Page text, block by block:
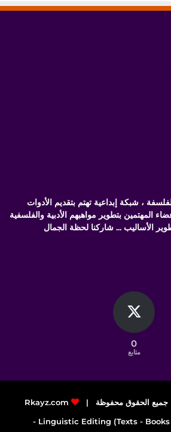
، شبكة إبداعية تهتم بتقديم الأدوات
المهتمين بتطوير مواهبهم الأدبية والفلسفية
الأساليب ... شاركنا لحظة الجمال
0
متابع
Rkayz.com
Linguistic Editing (Texts - Books